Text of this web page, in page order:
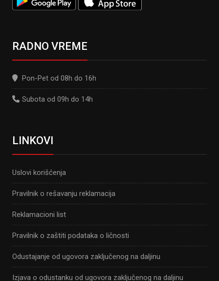
RADNO VREME
Pon-Pet od 08h do 16h
Subota od 09h do 14h
LINKOVI
Uslovi korišćenja
Pravilnik o rešavanju reklamacija
Reklamacioni list
Pravilnik o zaštiti podataka o ličnosti
Odustajanje od ugovora zaključenog na daljinu
Izjava o odustanku od ugovora zaključenog na daljinu